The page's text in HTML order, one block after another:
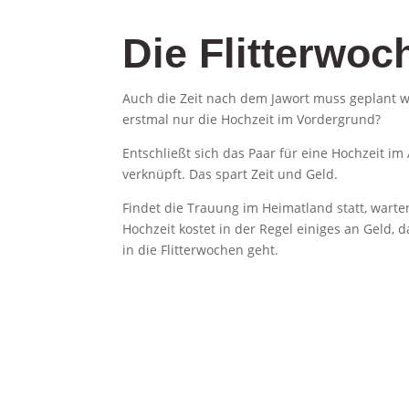
Die
Auch die Zeit nach dem Jawort muss geplant
erstmal nur die Hochzeit im Vordergrund?
Entschließt sich das Paar für eine Hochzeit
verknüpft. Das spart Zeit und Geld.
Findet die Trauung im Heimatland statt,
Hochzeit kostet in der Regel einiges an Geld,
in die Flitterwochen geht.